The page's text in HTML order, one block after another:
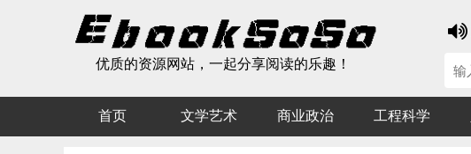
优质的资源网站，一起分享阅读的乐趣！
首页 文学艺术 商业政治 工程科学